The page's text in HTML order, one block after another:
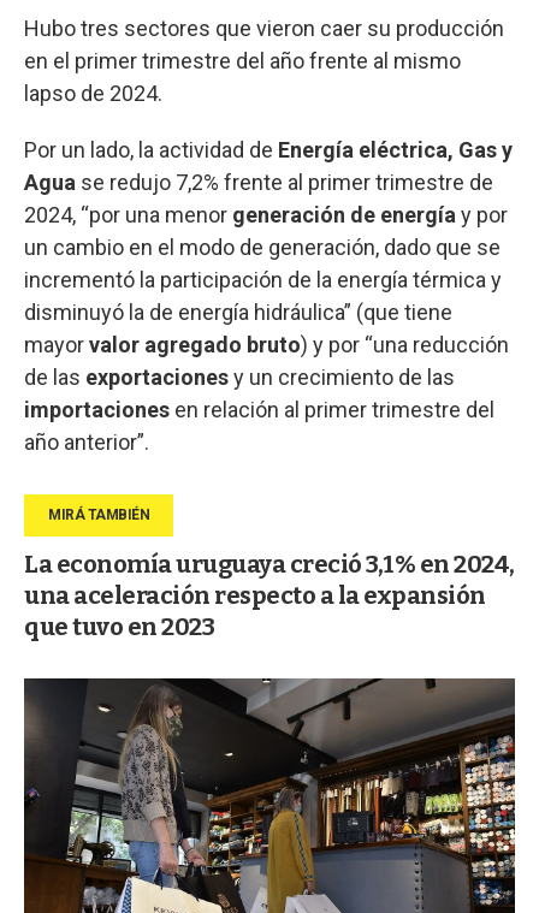
Hubo tres sectores que vieron caer su producción
en el primer trimestre del año frente al mismo
lapso de 2024.
Por un lado, la actividad de Energía eléctrica, Gas y
Agua se redujo 7,2% frente al primer trimestre de
2024, “por una menor generación de energía y por
un cambio en el modo de generación, dado que se
incrementó la participación de la energía térmica y
disminuyó la de energía hidráulica” (que tiene
mayorvalor agregado bruto) y por “una reducción
de las exportacionesy un crecimiento de las
importaciones en relación al primer trimestre del
año anterior”.
La economía uruguaya creció 3,1% en 2024,
una aceleración respecto a la expansión
que tuvo en 2023